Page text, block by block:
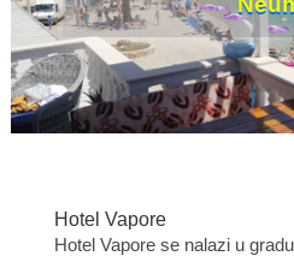
Hotel Vapore
Hotel Vapore se nalazi u